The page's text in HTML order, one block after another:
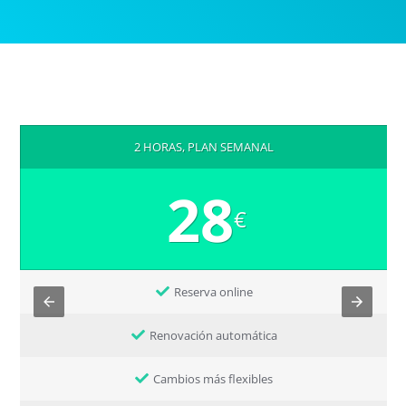
2 HORAS, PLAN SEMANAL
28€
Reserva online
Renovación automática
Cambios más flexibles